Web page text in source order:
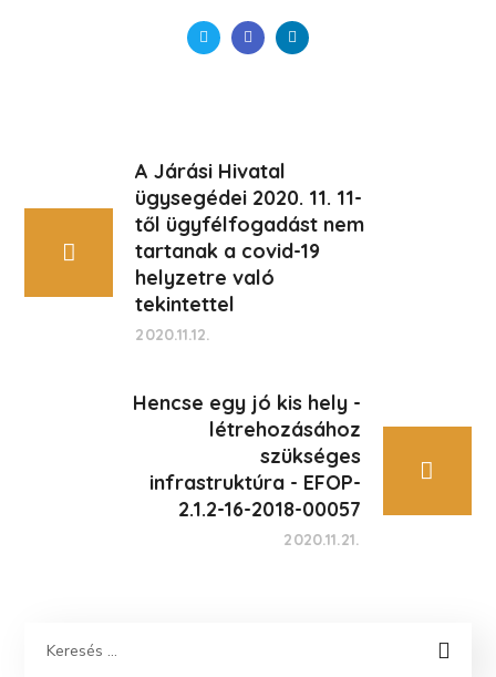
A Járási Hivatal
ügysegédei 2020. 11. 11-
től ügyfélfogadást nem
tartanak a covid-19
helyzetre való
tekintettel
2020.11.12.
Hencse egy jó kis hely -
létrehozásához
szükséges
infrastruktúra - EFOP-
2.1.2-16-2018-00057
2020.11.21.